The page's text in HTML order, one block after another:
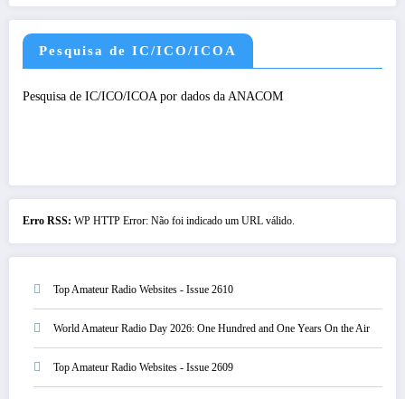
Pesquisa de IC/ICO/ICOA
Pesquisa de IC/ICO/ICOA por dados da ANACOM
Erro RSS: WP HTTP Error: Não foi indicado um URL válido.
Top Amateur Radio Websites - Issue 2610
World Amateur Radio Day 2026: One Hundred and One Years On the Air
Top Amateur Radio Websites - Issue 2609